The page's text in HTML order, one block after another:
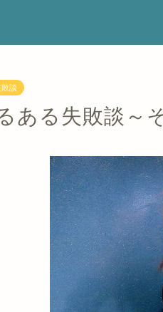
談
ある失敗談～